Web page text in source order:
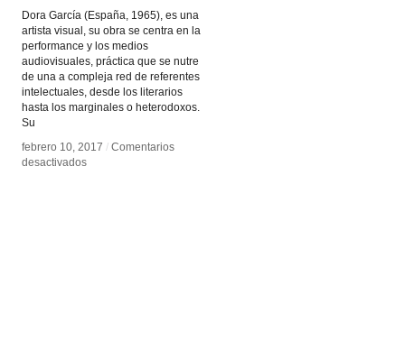
Dora García (España, 1965), es una
artista visual, su obra se centra en la
performance y los medios
audiovisuales, práctica que se nutre
de una a compleja red de referentes
intelectuales, desde los literarios
hasta los marginales o heterodoxos.
Su
febrero 10, 2017 / Comentarios
desactivadosen
febrero 10, 2017 / Comentarios
desactivadosen